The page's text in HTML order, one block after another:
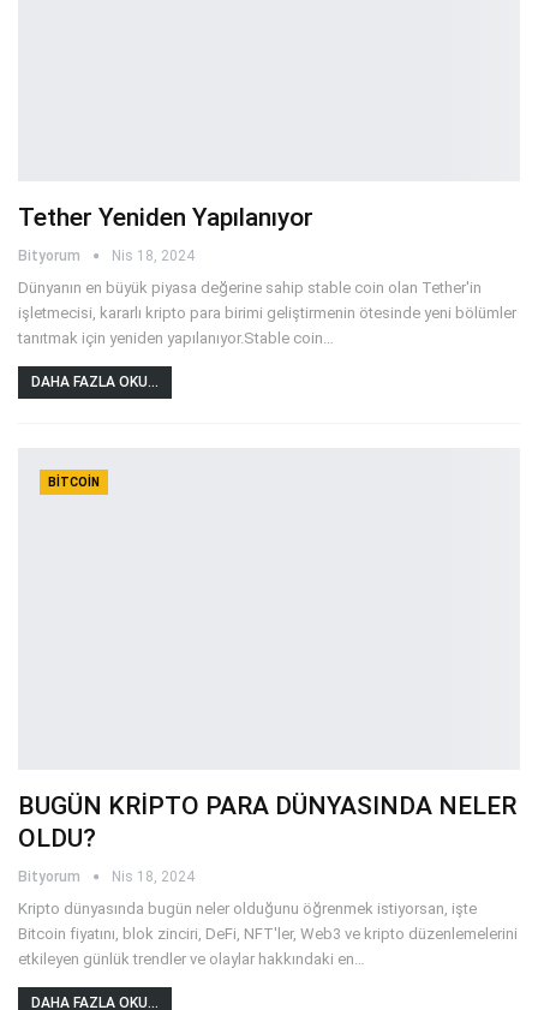
Tether Yeniden Yapılanıyor
Bityorum Nis 18, 2024
Dünyanın en büyük piyasa değerine sahip stable coin olan Tether'in
işletmecisi, kararlı kripto para birimi geliştirmenin ötesinde yeni bölümler
tanıtmak için yeniden yapılanıyor.Stable coin…
DAHA FAZLA OKU...
BITCOIN
BUGÜN KRİPTO PARA DÜNYASINDA NELER
OLDU?
Bityorum Nis 18, 2024
Kripto dünyasında bugün neler olduğunu öğrenmek istiyorsan, işte
Bitcoin fiyatını, blok zinciri, DeFi, NFT'ler, Web3 ve kripto düzenlemelerini
etkileyen günlük trendler ve olaylar hakkındaki en
DAHA FAZLA OKU...